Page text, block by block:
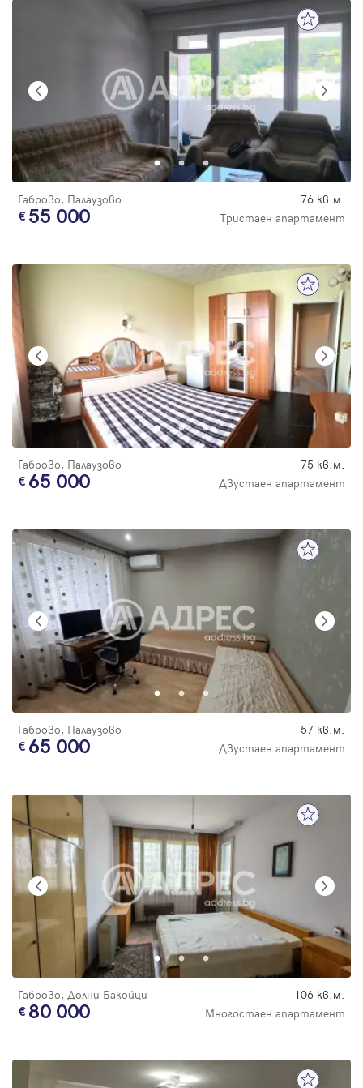
Габрово, Палаузово 76 кв.м.
55 000 Тристаен апартамент
Габрово, Палаузово 75 кв.м.
65 000 Двустаен апартамент
Габрово, Палаузово 57 кв.м.
65 000 Двустаен апартамент
Габрово, Долни Бакойци 106 кв.м.
80 000 Многостаен апартамент